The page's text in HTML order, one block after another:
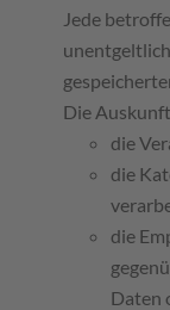
Jede
Die
die
die
die
Daten